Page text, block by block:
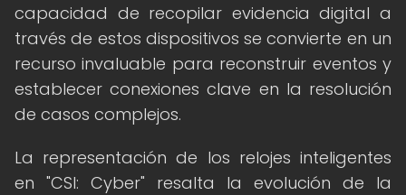
capacidad de recopilar evidencia digital a
través de estos dispositivos se convierte en un
recurso invaluable para reconstruir eventos y
establecer conexiones clave en la resolución
de casos complejos.
La representación de los relojes inteligentes
en "CSI: Cyber" resalta la evolución de la